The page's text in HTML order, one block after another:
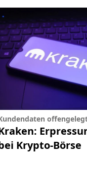
Krypto-Börse